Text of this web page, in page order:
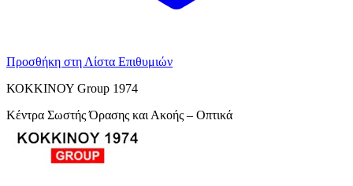
Προσθήκη στη Λίστα Επιθυμιών
ΚΟΚΚΙΝΟΥ Group 1974
Κέντρα Σωστής Όρασης και Ακοής – Οπτικά